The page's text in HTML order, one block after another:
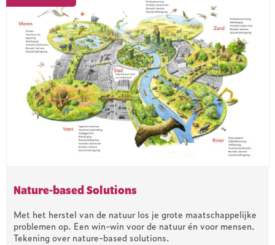
Nature-based Solutions
Met het herstel van de natuur los je grote maatschappelijke
problemen op. Een win-win voor de natuur én voor mensen.
Tekening over nature-based solutions.